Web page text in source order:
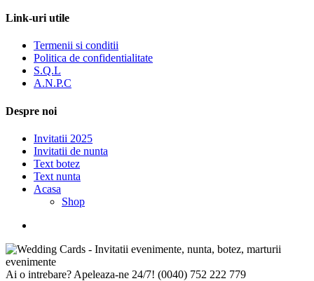
Link-uri utile
Termenii si conditii
Politica de confidentialitate
S.Q.L
A.N.P.C
Despre noi
Invitatii 2025
Invitatii de nunta
Text botez
Text nunta
Acasa
Shop
Ai o intrebare? Apeleaza-ne 24/7! (0040) 752 222 779